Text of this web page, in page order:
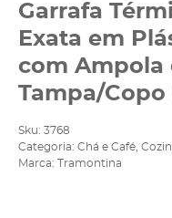
Garrafa
Exata em
com Ampola
Tampa/Copo
Sku: 3768
Categoria: Chá e Café
Marca:
Tramontina